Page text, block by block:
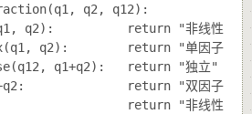
q2, q12):
q2):          return "非线性减弱
q2):        return "单因子非线
q1+q2):   return "独立"
return "双因子增强